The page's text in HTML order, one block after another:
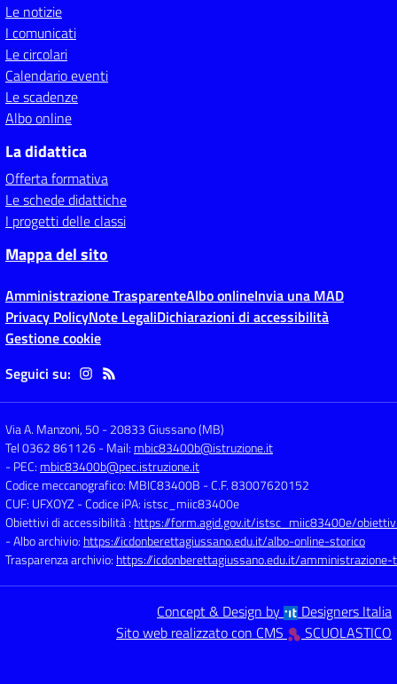
Le notizie
I comunicati
Le circolari
Calendario eventi
Le scadenze
Albo online
La didattica
Offerta formativa
Le schede didattiche
I progetti delle classi
Mappa del sito
Amministrazione TrasparenteAlbo onlineInvia una MAD
Privacy PolicyNote LegaliDichiarazioni di accessibilità
Gestione cookie
Seguici su:
Via A. Manzoni, 50-20833 Giussano (MB)
Tel 0362 861126- Mail: mbic83400b@istruzione.it
- PEC: mbic83400b@pec.istruzione.it
Codice meccanografico: MBIC83400B - C.F. 83007620152
CUF: UFXOYZ - Codice iPA: istsc_miic83400e
Obiettivi di accessibilità : https://form.agid.gov.it/istsc_miic83400e/
- Albo archivio: https://icdonberettagiussano.edu.it/albo-online-storico
Trasparenza archivio: https://icdonberettagiussano.edu.it/
Concept & Design by
Designers Italia
Sito web realizzato con CMS
SCUOLASTICO